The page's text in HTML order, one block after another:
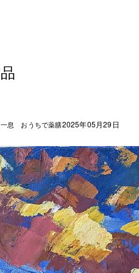
息 おうちで薬膳2025年05月29日